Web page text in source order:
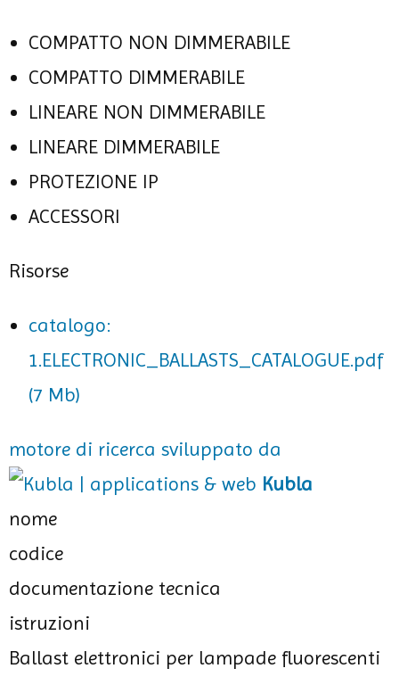
COMPATTO NON DIMMERABILE
COMPATTO DIMMERABILE
LINEARE NON DIMMERABILE
LINEARE DIMMERABILE
PROTEZIONE IP
ACCESSORI
Risorse
catalogo:
1.ELECTRONIC_BALLASTS_CATALOGUE.pdf
(7 Mb)
motore di ricerca sviluppato da
Kubla
nome
codice
documentazione tecnica
istruzioni
Ballast elettronici per lampade fluorescenti